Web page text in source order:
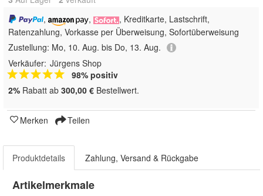
,
,
, Kreditkarte, Lastschrift,
Ratenzahlung, Vorkasse per Überweisung, Sofortüberweisung
Zustellung: Mo, 10. Aug. bis Do, 13. Aug.
Verkäufer: Jürgens Shop
98% positiv
2% Rabatt ab 300,00 € Bestellwert.
Merken Teilen
Produktdetails Zahlung, Versand & Rückgabe
Artikelmerkmale